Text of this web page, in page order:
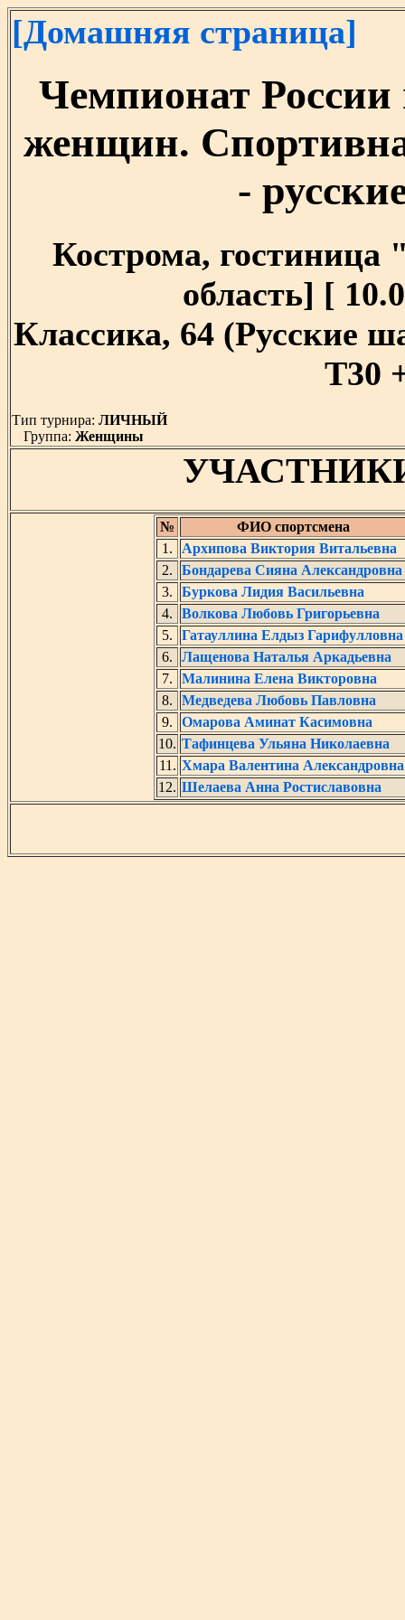
[Домашняя страница]
Чемпионат России
женщин.
-
Кострома, гостиница
область] [
Классика, 64 (Русские
T30
Тип турнира: ЛИЧНЫЙ
Группа: Женщины
№
ФИО спортсмена
1.
Архипова Виктория Витальевна
2.
Бондарева Сияна Александровна
3.
Буркова Лидия Васильевна
4.
Волкова Любовь Григорьевна
5.
Гатауллина Елдыз Гарифулловна
6.
Лащенова Наталья Аркадьевна
7.
Малинина Елена Викторовна
8.
Медведева Любовь Павловна
9.
Омарова Аминат Касимовна
10. Тафинцева Ульяна Николаевна
11. Хмара Валентина Александровна
12. Шелаева Анна Ростиславовна